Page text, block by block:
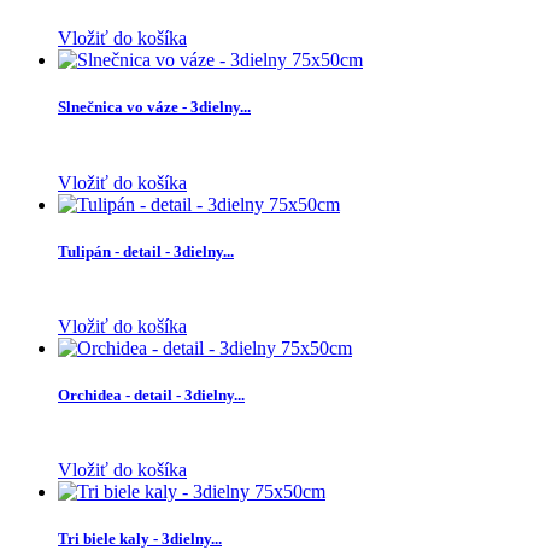
Vložiť do košíka
Slnečnica vo váze - 3dielny...
Vložiť do košíka
Tulipán - detail - 3dielny...
Vložiť do košíka
Orchidea - detail - 3dielny...
Vložiť do košíka
Tri biele kaly - 3dielny...